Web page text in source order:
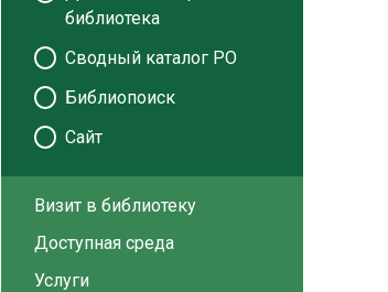
библиотека
Сводный каталог РО
Библиопоиск
Сайт
Визит в библиотеку
Доступная среда
Услуги